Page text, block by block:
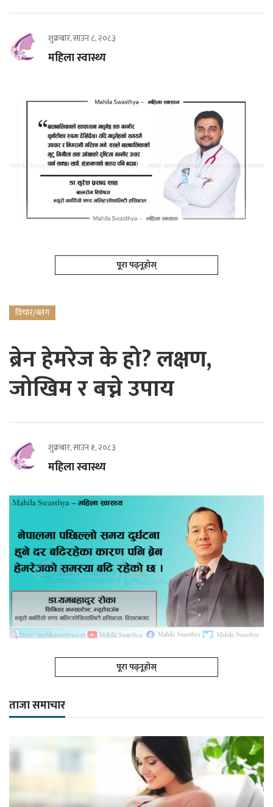
शुक्रबार, साउन ८, २०८३
महिला स्वास्थ्य
पूरा पढ्नूहोस्
विचार/ब्लग
ब्रेन हेमरेज के हो? लक्षण,
जोखिम र बच्ने उपाय
शुक्रबार, साउन १, २०८३
महिला स्वास्थ्य
पूरा पढ्नूहोस्
ताजा समाचार